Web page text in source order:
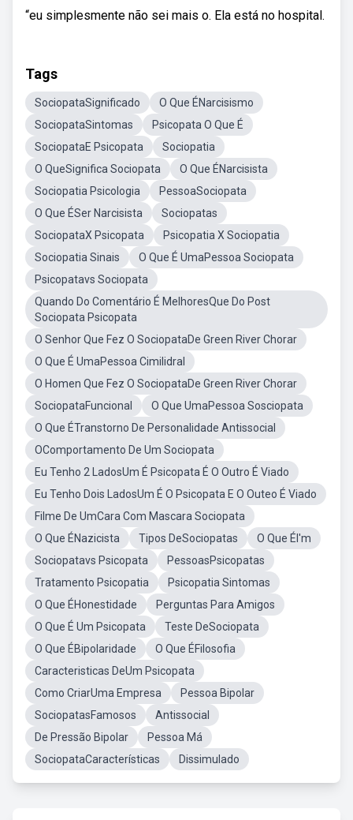
“eu simplesmente não sei mais o. Ela está no hospital.
Tags
SociopataSignificado
O Que ÉNarcisismo
SociopataSintomas
Psicopata O Que É
SociopataE Psicopata
Sociopatia
O QueSignifica Sociopata
O Que ÉNarcisista
Sociopatia Psicologia
PessoaSociopata
O Que ÉSer Narcisista
Sociopatas
SociopataX Psicopata
Psicopatia X Sociopatia
Sociopatia Sinais
O Que É UmaPessoa Sociopata
Psicopatavs Sociopata
Quando Do Comentário É MelhoresQue Do Post
Sociopata Psicopata
O Senhor Que Fez O SociopataDe Green River Chorar
O Que É UmaPessoa Cimilidral
O Homen Que Fez O SociopataDe Green River Chorar
SociopataFuncional
O Que UmaPessoa Sosciopata
O Que ÉTranstorno De Personalidade Antissocial
OComportamento De Um Sociopata
Eu Tenho 2 LadosUm É Psicopata É O Outro É Viado
Eu Tenho Dois LadosUm É O Psicopata E O Outeo É Viado
Filme De UmCara Com Mascara Sociopata
O Que ÉNazicista
Tipos DeSociopatas
O Que ÉI'm
Sociopatavs Psicopata
PessoasPsicopatas
Tratamento Psicopatia
Psicopatia Sintomas
O Que ÉHonestidade
Perguntas Para Amigos
O Que É Um Psicopata
Teste DeSociopata
O Que ÉBipolaridade
O Que ÉFilosofia
Caracteristicas DeUm Psicopata
Como CriarUma Empresa
Pessoa Bipolar
SociopatasFamosos
Antissocial
De Pressão Bipolar
Pessoa Má
SociopataCaracterísticas
Dissimulado